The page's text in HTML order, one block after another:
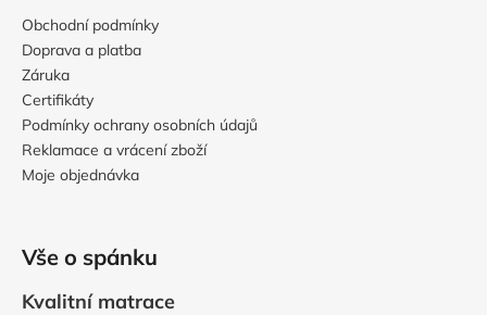
Obchodní podmínky
Doprava a platba
Záruka
Certifikáty
Podmínky ochrany osobních údajů
Reklamace a vrácení zboží
Moje objednávka
Vše o spánku
Kvalitní matrace